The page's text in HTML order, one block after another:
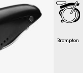
Brompton